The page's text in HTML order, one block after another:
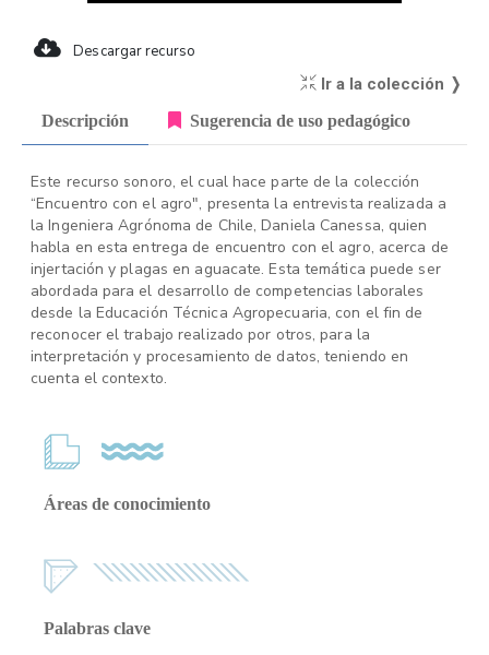
Descargar recurso
Ir a la colección ❭
Descripción Sugerencia de uso pedagógico
Este recurso sonoro, el cual hace parte de la colección
“Encuentro con el agro", presenta la entrevista realizada a
la Ingeniera Agrónoma de Chile, Daniela Canessa, quien
habla en esta entrega de encuentro con el agro, acerca de
injertación y plagas en aguacate. Esta temática puede ser
abordada para el desarrollo de competencias laborales
desde la Educación Técnica Agropecuaria, con el fin de
reconocer el trabajo realizado por otros, para la
interpretación y procesamiento de datos, teniendo en
cuenta el contexto.
Áreas de conocimiento
Palabras clave